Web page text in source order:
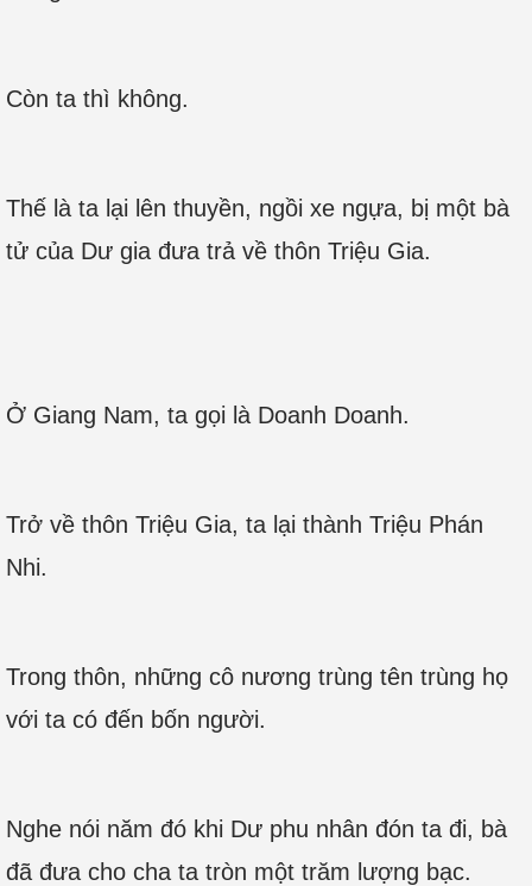
Còn ta thì không.
Thế là ta lại lên thuyền, ngồi xe ngựa, bị một bà
tử của Dư gia đưa trả về thôn Triệu Gia.
Ở Giang Nam, ta gọi là Doanh Doanh.
Trở về thôn Triệu Gia, ta lại thành Triệu Phán
Nhi.
Trong thôn, những cô nương trùng tên trùng họ
với ta có đến bốn người.
Nghe nói năm đó khi Dư phu nhân đón ta đi, bà
đã đưa cho cha ta tròn một trăm lượng bạc.